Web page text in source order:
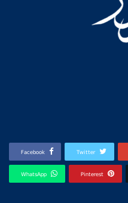
Facebook Twitter
WhatsApp Pinterest